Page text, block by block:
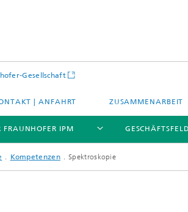
Gesellschaft
| ANFAHRT ZUSAMMENARBEIT
FRAUNHOFER IPM
Kompetenzen Spektroskopie